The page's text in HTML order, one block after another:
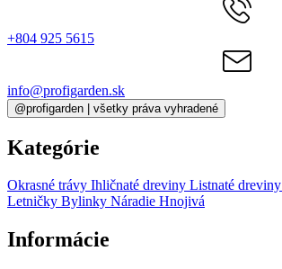
+804 925 5615
info@profigarden.sk
@profigarden | všetky práva vyhradené
Kategórie
Okrasné trávy Ihličnaté dreviny Listnaté dreviny
Letničky Bylinky Náradie Hnojivá
Informácie